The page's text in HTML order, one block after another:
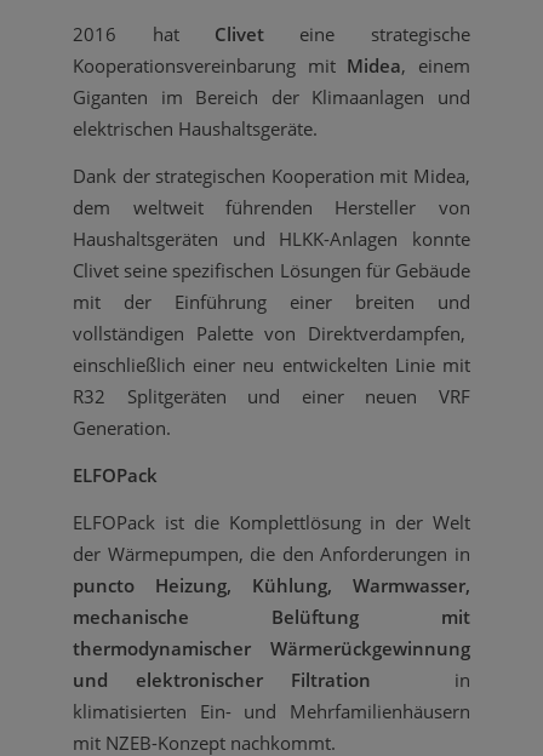
2016 hat Clivet eine strategische
Kooperationsvereinbarung mit Midea, einem
Giganten im Bereich der Klimaanlagen und
elektrischen Haushaltsgeräte.
Dank der strategischen Kooperation mit Midea,
dem weltweit führenden Hersteller von
Haushaltsgeräten und HLKK-Anlagen konnte
Clivet seine spezifischen Lösungen für Gebäude
mit der Einführung einer breiten und
vollständigen Palette von Direktverdampfen,
einschließlich einer neu entwickelten Linie mit
R32 Splitgeräten und einer neuen VRF
Generation.
ELFOPack
ELFOPack ist die Komplettlösung in der Welt
der Wärmepumpen, die den Anforderungen in
puncto Heizung, Kühlung, Warmwasser,
mechanische Belüftung mit
thermodynamischer Wärmerückgewinnung
und elektronischer Filtration in
klimatisierten Ein- und Mehrfamilienhäusern
mit NZEB-Konzept nachkommt.